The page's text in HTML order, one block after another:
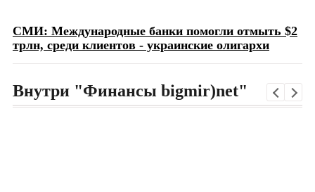
СМИ: Международные банки помогли отмыть $2
трлн, среди клиентов - украинские олигархи
Внутри "Финансы bigmir)net"